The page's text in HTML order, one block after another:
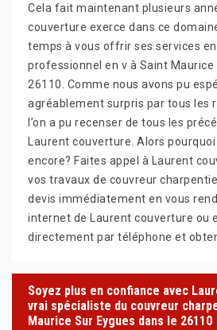
Cela fait maintenant plusieurs
couverture exerce dans ce
temps à vous offrir ses services
professionnel en v à Saint Maurice
26110. Comme nous avons pu
agréablement surpris par tous les
l’on a pu recenser de tous les
Laurent couverture. Alors
encore? Faites appel à Laurent
vos travaux de couvreur
devis immédiatement en vous
internet de Laurent couverture ou
directement par téléphone et
Soyez plus en confiance avec
vrai spécialiste du couvreur
Maurice Sur Eygues dans le 26110